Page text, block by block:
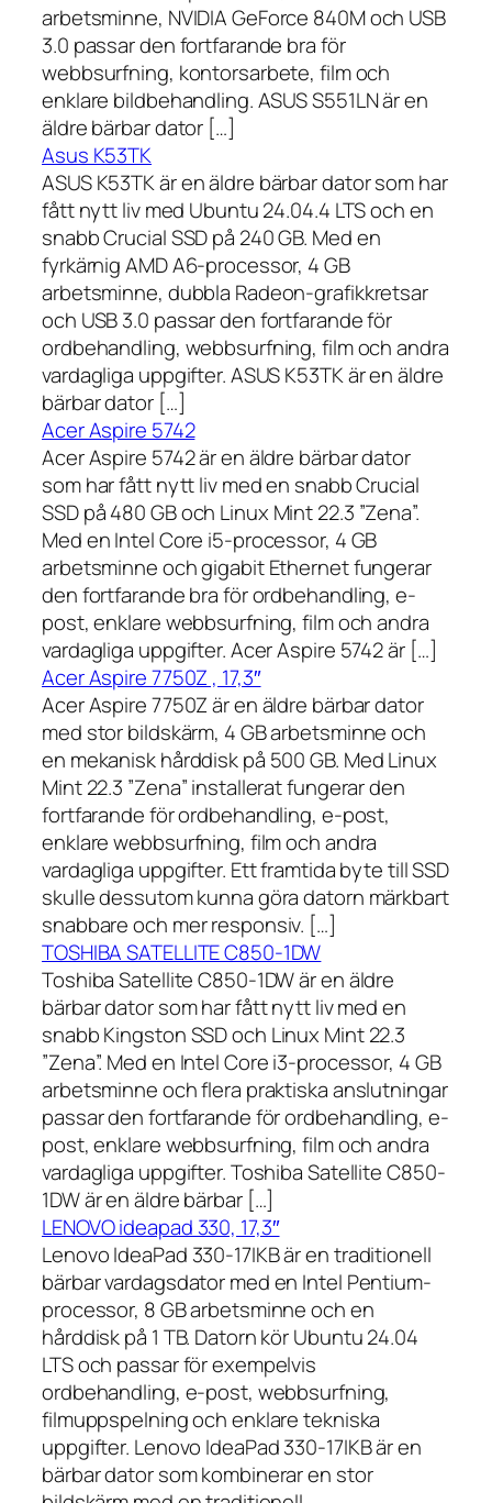
arbetsminne, NVIDIA GeForce 840M och USB
3.0 passar den fortfarande bra för
webbsurfning, kontorsarbete, film och
enklare bildbehandling. ASUS S551LN är en
äldre bärbar dator […]
Asus K53TK
ASUS K53TK är en äldre bärbar dator som har
fått nytt liv med Ubuntu 24.04.4 LTS och en
snabb Crucial SSD på 240 GB. Med en
fyrkärnig AMD A6-processor, 4 GB
arbetsminne, dubbla Radeon-grafikkretsar
och USB 3.0 passar den fortfarande för
ordbehandling, webbsurfning, film och andra
vardagliga uppgifter. ASUS K53TK är en äldre
bärbar dator […]
Acer Aspire 5742
Acer Aspire 5742 är en äldre bärbar dator
som har fått nytt liv med en snabb Crucial
SSD på 480 GB och Linux Mint 22.3 ”Zena”.
Med en Intel Core i5-processor, 4 GB
arbetsminne och gigabit Ethernet fungerar
den fortfarande bra för ordbehandling, e-
post, enklare webbsurfning, film och andra
vardagliga uppgifter. Acer Aspire 5742 är […]
Acer Aspire 7750Z , 17,3″
Acer Aspire 7750Z är en äldre bärbar dator
med stor bildskärm, 4 GB arbetsminne och
en mekanisk hårddisk på 500 GB. Med Linux
Mint 22.3 ”Zena” installerat fungerar den
fortfarande för ordbehandling, e-post,
enklare webbsurfning, film och andra
vardagliga uppgifter. Ett framtida byte till SSD
skulle dessutom kunna göra datorn märkbart
snabbare och mer responsiv. […]
TOSHIBA SATELLITE C850-1DW
Toshiba Satellite C850-1DW är en äldre
bärbar dator som har fått nytt liv med en
snabb Kingston SSD och Linux Mint 22.3
”Zena”. Med en Intel Core i3-processor, 4 GB
arbetsminne och flera praktiska anslutningar
passar den fortfarande för ordbehandling, e-
post, enklare webbsurfning, film och andra
vardagliga uppgifter. Toshiba Satellite C850-
1DW är en äldre bärbar […]
LENOVO ideapad 330, 17,3″
Lenovo IdeaPad 330-17IKB är en traditionell
bärbar vardagsdator med en Intel Pentium-
processor, 8 GB arbetsminne och en
hårddisk på 1 TB. Datorn kör Ubuntu 24.04
LTS och passar för exempelvis
ordbehandling, e-post, webbsurfning,
filmuppspelning och enklare tekniska
uppgifter. Lenovo IdeaPad 330-17IKB är en
bärbar dator som kombinerar en stor